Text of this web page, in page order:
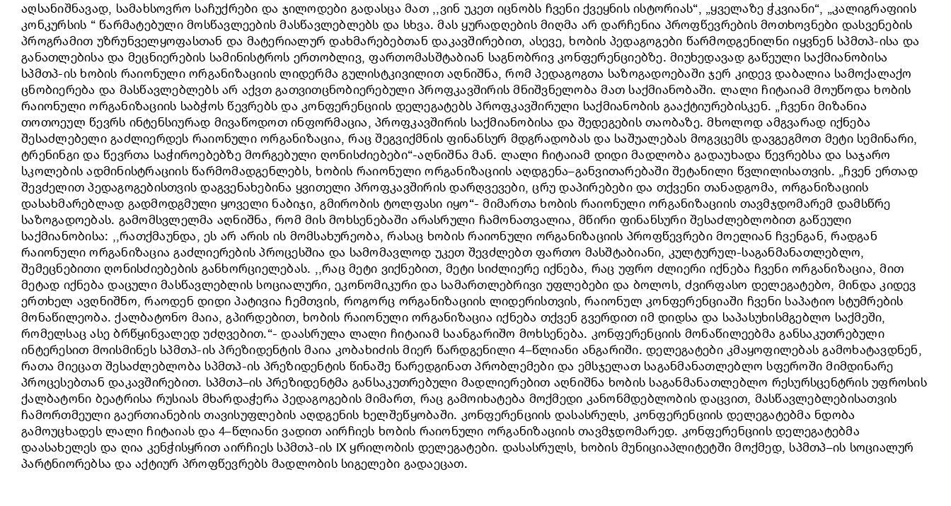
აღსანიშნავად, სამახსოვრო საჩუქრები და ჯილოდები გადასცა მათ ,,ვინ უკეთ იცნობს ჩვენი ქვეყნის ისტორიას“, „ყველაზე ჭკვიანი“, „კალიგრაფიის
კონკურსის “ წარმატებული მოსწავლეების მასწავლებლებს და სხვა. მას ყურადღების მიღმა არ დარჩენია პროფწევრების მოთხოვნები დასვენების
პროგრამით უზრუნველყოფასთან და მატერიალურ დახმარებებთან დაკავშირებით, ასევე, ხობის პედაგოგები წარმოდგენილნი იყვნენ სპმთპ-ისა და
განათლებისა და მეცნიერების სამინისტროს ერთობლივ, ფართომასშტაბიან საგნობრივ კონფერენციებზე. მიუხედავად გაწეული საქმიანობისა
სპმთპ-ის ხობის რაიონული ორგანიზაციის ლიდერმა გულისტკივილით აღნიშნა, რომ პედაგოგთა საზოგადოებაში ჯერ კიდევ დაბალია სამოქალაქო
ცნობიერება და მასწავლებლებს არ აქვთ გათვითცნობიერებული პროფკავშირის მნიშვნელობა მათ საქმიანობაში. ლალი ჩიტაიამ მოუწოდა ხობის
რაიონული ორგანიზაციის საბჭოს წევრებს და კონფერენციის დელეგატებს პროფკავშირული საქმიანობის გააქტიურებისკენ. „ჩვენი მიზანია
თოთოეულ წევრს ინტენსიურად მივაწოდოთ ინფორმაცია, პროფკავშირის საქმიანობისა და შედეგების თაობაზე. მხოლოდ ამგვარად იქნება
შესაძლებელი გაძლიერდეს რაიონული ორგანიზაცია, რაც შეგვიქმნის ფინანსურ მდგრადობას და საშუალებას მოგვცემს დავგეგმოთ მეტი სემინარი,
ტრენინგი და წევრთა საჭიროებებზე მორგებული ღონისძიებები“-აღნიშნა მან. ლალი ჩიტაიამ დიდი მადლობა გადაუხადა წევრებსა და საჯარო
სკოლების ადმინისტრაციის წარმომადგენლებს, ხობის რაიონული ორგანიზაციის აღდგენა–განვითარებაში შეტანილი წვლილისათვის. „ჩვენ ერთად
შევძელით პედაგოგებისთვის დაგვენახებინა ყვითელი პროფკავშირის დარღვევები, ცრუ დაპირებები და თქვენი თანადგომა, ორგანიზაციის
დასახმარებლად გადმოდგმული ყოველი ნაბიჯი, გმირობის ტოლფასი იყო“- მიმართა ხობის რაიონული ორგანიზაციის თავმჯდომარემ დამსწრე
საზოგადოებას. გამომსვლელმა აღნიშნა, რომ მის მოხსენებაში არასრული ჩამონათვალია, მწირი ფინანსური შესაძლებლობით გაწეული
საქმიანობისა: ,,რათქმაუნდა, ეს არ არის ის მომსახურეობა, რასაც ხობის რაიონული ორგანიზაციის პროფწევრები მოელიან ჩვენგან, რადგან
რაიონული ორგანიზაცია გაძლიერების პროცესშია და სამომავლოდ უკეთ შევძლებთ ფართო მასშტაბიანი, კულტურულ-საგანმანათლებლო,
შემეცნებითი ღონისძიებების განხორციელებას. ,,რაც მეტი ვიქნებით, მეტი სიძლიერე იქნება, რაც უფრო ძლიერი იქნება ჩვენი ორგანიზაცია, მით
მეტად იქნება დაცული მასწავლებლის სოციალური, ეკონომიკური და სამართლებრივი უფლებები და ბოლოს, ძვირფასო დელეგატებო, მინდა კიდევ
ერთხელ ავღნიშნო, რაოდენ დიდი პატივია ჩემთვის, როგორც ორგანიზაციის ლიდერისთვის, რაიონულ კონფერენციაში ჩვენი საპატიო სტუმრების
მონაწილეობა. ქალბატონო მაია, გპირდებით, ხობის რაიონული ორგანიზაცია იქნება თქვენ გვერდით იმ დიდსა და საპასუხისმგებლო საქმეში,
რომელსაც ასე ბრწყინვალედ უძღვებით.“- დაასრულა ლალი ჩიტაიამ საანგარიშო მოხსენება. კონფერენციის მონაწილეებმა განსაკუთრებული
ინტერესით მოისმინეს სპმთპ-ის პრეზიდენტის მაია კობახიძის მიერ წარდგენილი 4–წლიანი ანგარიში. დელეგატები კმაყოფილებას გამოხატავდნენ,
რათა მიეცათ შესაძლებლობა სპმთპ-ის პრეზიდენტის წინაშე წარედგინათ პრობლემები და ემსჯელათ საგანმანათლებლო სფეროში მიმდინარე
პროცესებთან დაკავშირებით. სპმთპ–ის პრეზიდენტმა განსაკუთრებული მადლიერებით აღნიშნა ხობის საგანმანათლებლო რესურსცენტრის უფროსის
ქალბატონი ბეატრისა რუსიას მხარდაჭერა პედაგოგების მიმართ, რაც გამოიხატება მოქმედი კანონმდებლობის დაცვით, მასწავლებლებისათვის
ჩამორთმეული გაერთიანების თავისუფლების აღდგენის ხელშეწყობაში. კონფერენციის დასასრულს, კონფერენციის დელეგატებმა ნდობა
გამოუცხადეს ლალი ჩიტაიას და 4–წლიანი ვადით აირჩიეს ხობის რაიონული ორგანიზაციის თავმჯდომარედ. კონფერენციის დელეგატებმა
დაასახელეს და ღია კენჭისყრით აირჩიეს სპმთპ-ის IX ყრილობის დელეგატები. დასასრულს, ხობის მუნიციაპლიტეტში მოქმედ, სპმთპ–ის სოციალურ
პარტნიორებსა და აქტიურ პროფწევრებს მადლობის სიგელები გადაეცათ.